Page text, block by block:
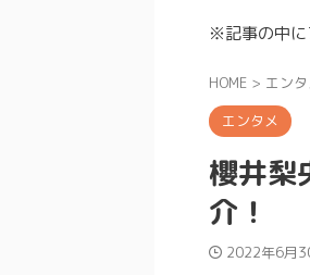
※記事の中に
HOME > エンタ
エンタメ
櫻井梨
介！
2022年6月